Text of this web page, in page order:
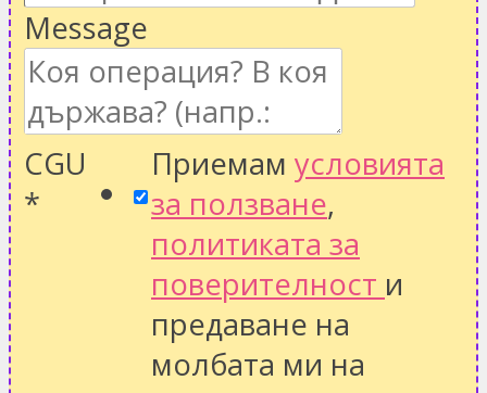
Message
CGU
*
Приемам условията
за ползване,
политиката за
поверителност и
предаване на
молбата ми на